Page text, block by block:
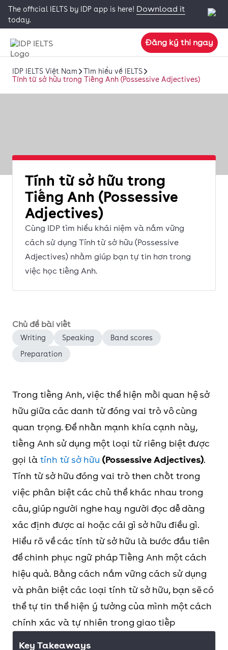
The official IELTS by IDP app is here! Download it
today.
Đăng ký thi ngay
IDP IELTS Việt Nam
Tìm hiểu về IELTS
Tính từ sở hữu trong Tiếng Anh (Possessive Adjectives)
Tính từ sở hữu trong
Tiếng Anh (Possessive
Adjectives)
Cùng IDP tìm hiểu khái niệm và nắm vững
cách sử dụng Tính từ sở hữu (Possessive
Adjectives) nhằm giúp bạn tự tin hơn trong
việc học tiếng Anh.
Chủ đề bài viết
Writing Speaking
Band scores
Preparation
Trong tiếng Anh, việc thể hiện mối quan hệ sở
hữu giữa các danh từ đóng vai trò vô cùng
quan trọng. Để nhấn mạnh khía cạnh này,
tiếng Anh sử dụng một loại từ riêng biệt được
gọi là tính từ sở hữu (Possessive Adjectives).
Tính từ sở hữu đóng vai trò then chốt trong
việc phân biệt các chủ thể khác nhau trong
câu, giúp người nghe hay người đọc dễ dàng
xác định được ai hoặc cái gì sở hữu điều gì.
Hiểu rõ về các tính từ sở hữu là bước đầu tiên
để chinh phục ngữ pháp Tiếng Anh một cách
hiệu quả. Bằng cách nắm vững cách sử dụng
và phân biệt các loại tính từ sở hữu, bạn sẽ có
thể tự tin thể hiện ý tưởng của mình một cách
chính xác và tự nhiên trong giao tiếp
Key Takeaways